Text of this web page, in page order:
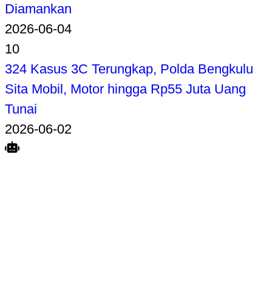
Diamankan
2026-06-04
10
324 Kasus 3C Terungkap, Polda Bengkulu
Sita Mobil, Motor hingga Rp55 Juta Uang
Tunai
2026-06-02